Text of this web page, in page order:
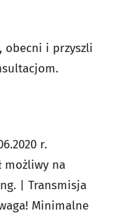
obecni i przyszli
r.
możliwy na
| Transmisja
Minimalne